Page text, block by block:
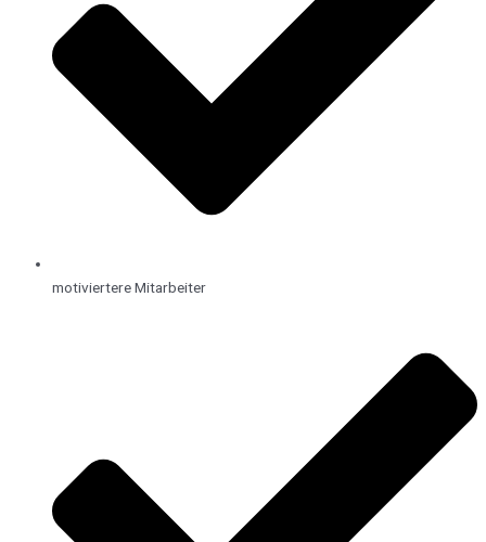
motiviertere Mitarbeiter